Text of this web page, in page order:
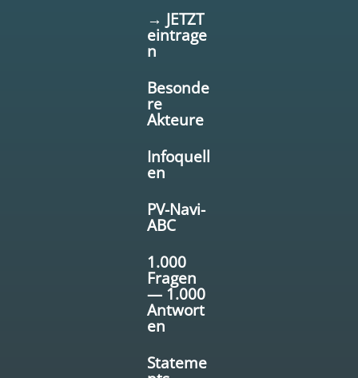
→ JETZT
eintrage
n
Besonde
re
Akteure
Infoquell
en
PV-Navi-
ABC
1.000
Fragen
— 1.000
Antwort
en
Stateme